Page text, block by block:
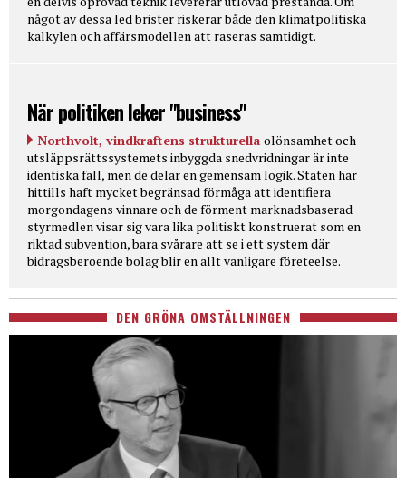
något av dessa led brister riskerar både den klimatpolitiska
kalkylen och affärsmodellen att raseras samtidigt.
När politiken leker "business"
Northvolt, vindkraftens strukturella olönsamhet och
utsläppsrättssystemets inbyggda snedvridningar är inte
identiska fall, men de delar en gemensam logik. Staten har
hittills haft mycket begränsad förmåga att identifiera
morgondagens vinnare och de förment marknadsbaserad
styrmedlen visar sig vara lika politiskt konstruerat som en
riktad subvention, bara svårare att se i ett system där
bidragsberoende bolag blir en allt vanligare företeelse.
DEN GRÖNA OMSTÄLLNINGEN